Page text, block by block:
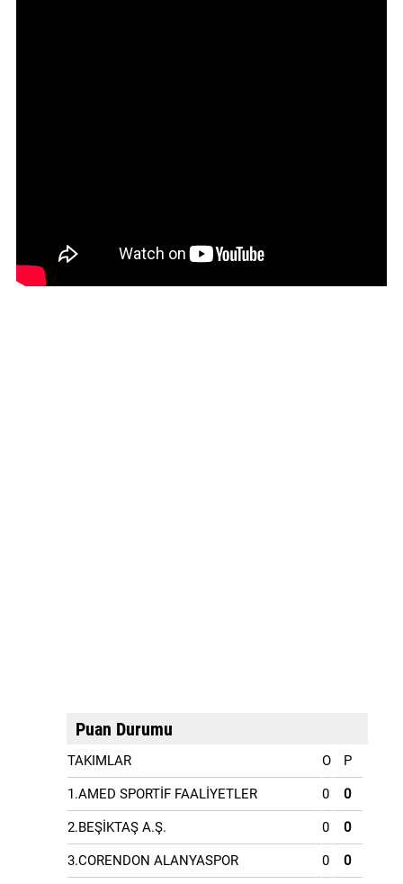
Puan Durumu
TAKIMLAR O P
1.AMED SPORTİF FAALİYETLER 0 0
2.BEŞİKTAŞ A.Ş. 0 0
3.CORENDON ALANYASPOR 0 0